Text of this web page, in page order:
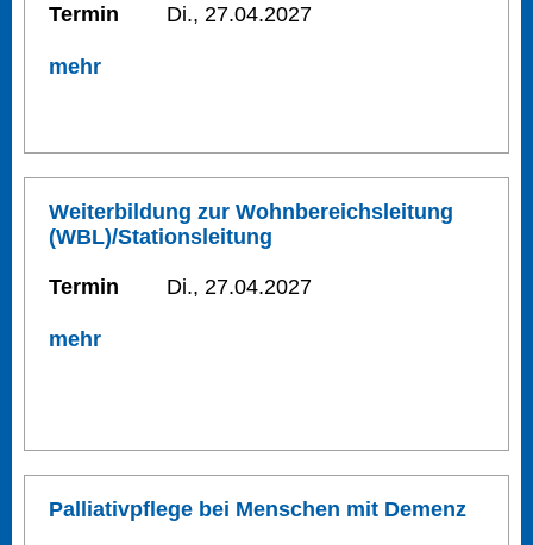
Termin Di., 27.04.2027
mehr
Weiterbildung zur Wohnbereichsleitung
(WBL)/Stationsleitung
Termin Di., 27.04.2027
mehr
Palliativpflege bei Menschen mit Demenz